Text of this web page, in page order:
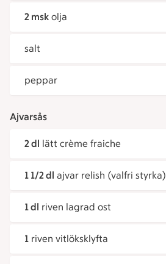
2 msk olja
salt
peppar
Ajvarsås
2 dl lätt crème fraiche
1 1/2 dl ajvar relish (valfri styrka)
1 dl riven lagrad ost
1 riven vitlöksklyfta